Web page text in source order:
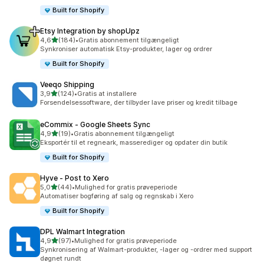
Built for Shopify
Etsy Integration by shopUpz
4,6ud af 5 stjerner
(184)
184 anmeldelser i alt
•Gratis abonnement tilgængeligt
Synkroniser automatisk Etsy-produkter, lager og ordrer
Built for Shopify
Veeqo Shipping
3,9ud af 5 stjerner
(124)
124 anmeldelser i alt
•Gratis at installere
Forsendelsessoftware, der tilbyder lave priser og kredit tilbage
eCommix ‑ Google Sheets Sync
4,9ud af 5 stjerner
(19)
19 anmeldelser i alt
•Gratis abonnement tilgængeligt
Eksportér til et regneark, masserediger og opdater din butik
Built for Shopify
Hyve ‑ Post to Xero
5,0ud af 5 stjerner
(44)
44 anmeldelser i alt
•Mulighed for gratis prøveperiode
Automatiser bogføring af salg og regnskab i Xero
Built for Shopify
DPL Walmart Integration
4,9ud af 5 stjerner
(97)
97 anmeldelser i alt
•Mulighed for gratis prøveperiode
Synkronisering af Walmart-produkter, -lager og -ordrer med support
døgnet rundt